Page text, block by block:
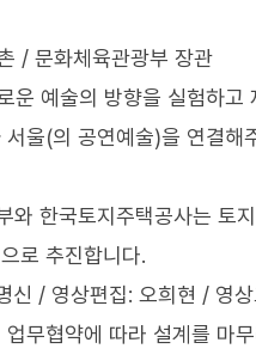
/ 문화체육관광부 장관
운 예술의 방향을 실험하고
서울(의 공연예술)을 연결해
와 한국토지주택공사는 토
로 추진합니다.
신 / 영상편집: 오희현 / 영
무협약에 따라 설계를 마